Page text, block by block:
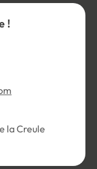
!
la Creule